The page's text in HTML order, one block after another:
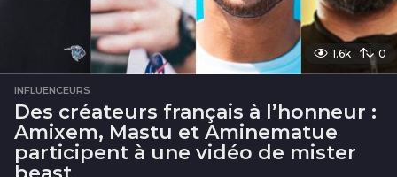
1.6k 0
INFLUENCEURS
Des créateurs français à l’honneur :
Amixem, Mastu et Aminematue
participent à une vidéo de mister